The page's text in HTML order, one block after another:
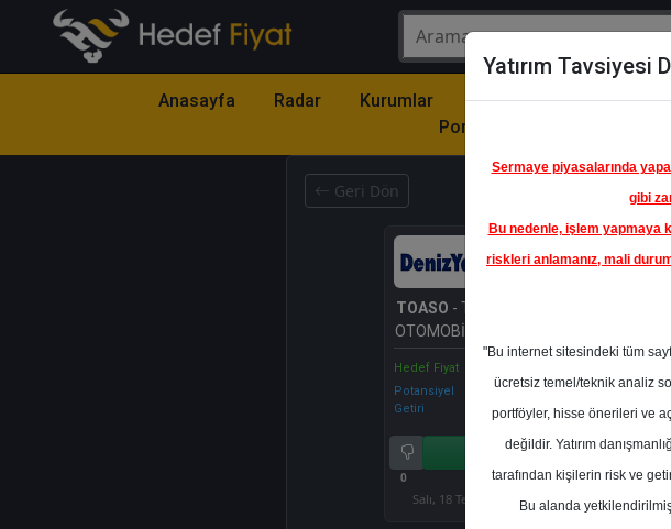
Anasayfa Radar Kurumlar
Model
Portföy
Hisse
Geri Dön
TOASO - TOFAŞ TÜRK
OTOMOBİL FABRİKASI
A.Ş.
Hedef Fiyat
Potansiyel
Getiri
%0.00
0 0
Salı, 18 Temmuz 2023
Yatırım Tavsiyesi
Sermaye piyasalarında
gibi
Bu nedenle, işlem yapmaya
riskleri anlamanız, mali
"Bu internet sitesindeki tüm
ücretsiz temel/teknik analiz
portföyler, hisse önerileri ve
değildir. Yatırım
tarafından kişilerin risk ve
Bu alanda